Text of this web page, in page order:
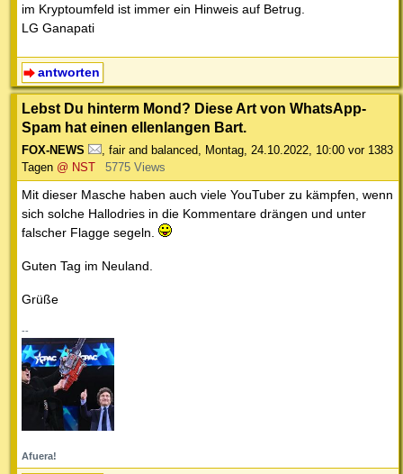
im Kryptoumfeld ist immer ein Hinweis auf Betrug.
LG Ganapati
antworten
Lebst Du hinterm Mond? Diese Art von WhatsApp-
Spam hat einen ellenlangen Bart.
FOX-NEWS fair and balanced Montag, 24.10.2022, 10:00 vor 1383
Tagen @ NST 5775 Views
Mit dieser Masche haben auch viele YouTuber zu kämpfen, wenn
sich solche Hallodries in die Kommentare drängen und unter
falscher Flagge segeln.
Guten Tag im Neuland.
Grüße
--
Afuera!